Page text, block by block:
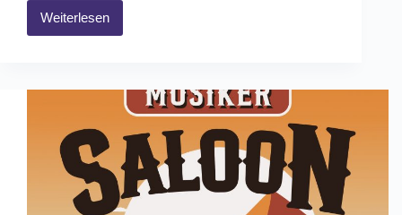
WeiterlesenJugendkonzert
der